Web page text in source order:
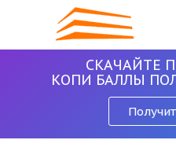
СКАЧАЙТЕ
КОПИ БАЛЛЫ